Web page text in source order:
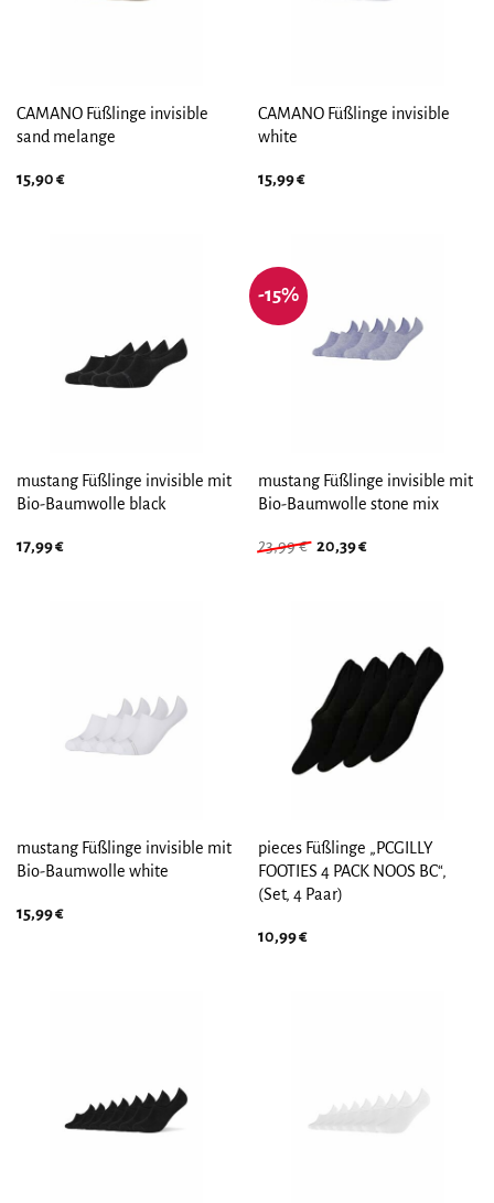
CAMANO Füßlinge invisible
sand melange
15,90€
CAMANO Füßlinge invisible
white
15,99€
mustang Füßlinge invisible mit
Bio-Baumwolle black
17,99€
-15%
mustang Füßlinge invisible mit
Bio-Baumwolle stone mix
23,99€ Ursprünglicher
20,39€Aktueller
mustang Füßlinge invisible mit
Bio-Baumwolle white
15,99€
pieces Füßlinge „PCGILLY
FOOTIES 4 PACK NOOS BC“,
(Set, 4 Paar)
10,99€